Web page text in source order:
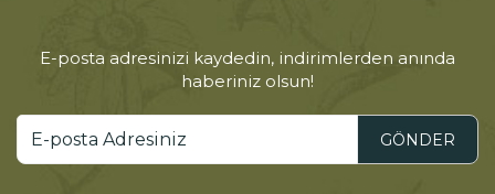
E-posta adresinizi kaydedin, indirimlerden anında
haberiniz olsun!
GÖNDER